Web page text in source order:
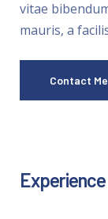
vitae
mauris, a
Contact Me
Experience